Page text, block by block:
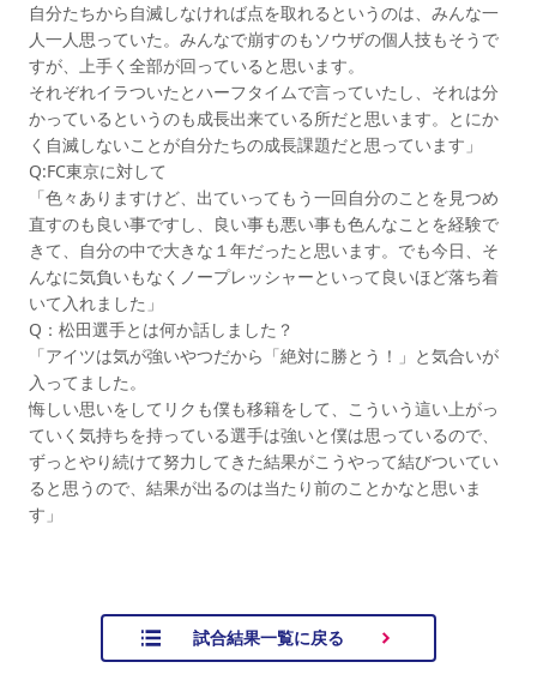
自分たちから自滅しなければ点を取れるというのは、みんな一
人一人思っていた。みんなで崩すのもソウザの個人技もそうで
すが、上手く全部が回っていると思います。
それぞれイラついたとハーフタイムで言っていたし、それは分
かっているというのも成長出来ている所だと思います。とにか
く自滅しないことが自分たちの成長課題だと思っています」
Q:FC東京に対して
「色々ありますけど、出ていってもう一回自分のことを見つめ
直すのも良い事ですし、良い事も悪い事も色んなことを経験で
きて、自分の中で大きな１年だったと思います。でも今日、そ
んなに気負いもなくノープレッシャーといって良いほど落ち着
いて入れました」
Q：松田選手とは何か話しました？
「アイツは気が強いやつだから「絶対に勝とう！」と気合いが
入ってました。
悔しい思いをしてリクも僕も移籍をして、こういう這い上がっ
ていく気持ちを持っている選手は強いと僕は思っているので、
ずっとやり続けて努力してきた結果がこうやって結びついてい
ると思うので、結果が出るのは当たり前のことかなと思いま
す」
試合結果一覧に戻る